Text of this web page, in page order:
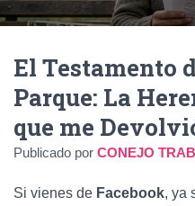
El Testamento
Parque: La
que me
Publicado por CONEJO
Si vienes de Facebook, ya